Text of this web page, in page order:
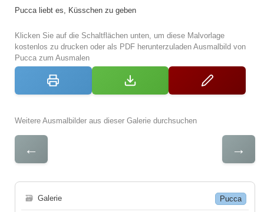
Pucca liebt es, Küsschen zu geben
Klicken Sie auf die Schaltflächen unten, um diese Malvorlage
kostenlos zu drucken oder als PDF herunterzuladen Ausmalbild von
Pucca zum Ausmalen
Weitere Ausmalbilder aus dieser Galerie durchsuchen
← →
🗃 Galerie Pucca